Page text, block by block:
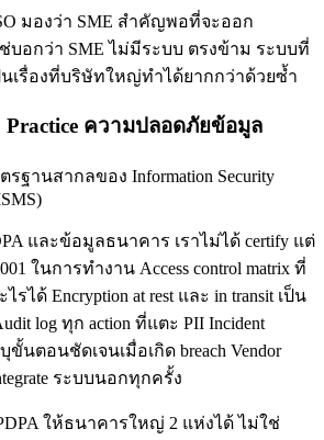
มองว่า SME สำคัญพอที่จะออก
บอกว่า SME ไม่มีระบบ ตรงข้าม ระบบที่
นเรื่องที่บริษัทใหญ่ทำได้ยากกว่าด้วยซ้ำ
Practice ความปลอดภัยข้อมูล
รฐานสากลของ Information Security
และข้อมูลธนาคาร เราไม่ได้ certify แต่
ในการทำงาน Access control matrix ที่
ได้ Encryption at rest และ in transit เป็น
log ทุก action ที่แตะ PII Incident
บุขั้นตอนชัดเจนเมื่อเกิด breach Vendor
ระบบนอกทุกครั้ง
ให้ธนาคารใหญ่ 2 แห่งได้ ไม่ใช่